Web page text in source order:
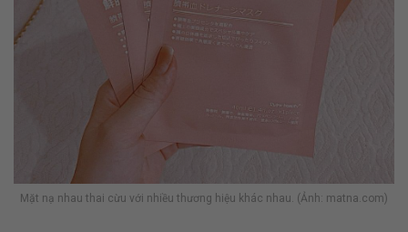
Mặt nạ nhau thai cừu với nhiều thương hiệu khác nhau. (Ảnh: matna.com)